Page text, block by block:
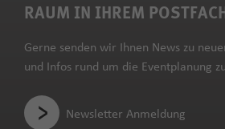
RAUM IN IHREM
Gerne senden wir Ihnen News zu
und Infos rund um die Eventplanung
Newsletter Anmeldung